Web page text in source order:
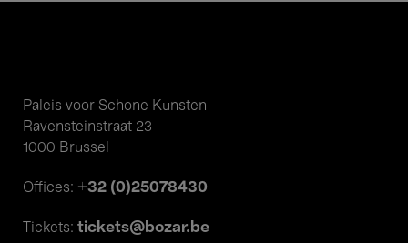
Paleis voor Schone Kunsten
Ravensteinstraat 23
1000 Brussel
Offices: +32 (0)25078430
Tickets: tickets@bozar.be